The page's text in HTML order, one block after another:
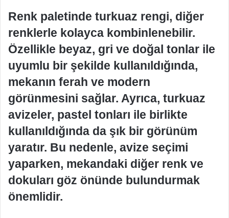
Renk paletinde turkuaz rengi, diğer
renklerle kolayca kombinlenebilir.
Özellikle beyaz, gri ve doğal tonlar ile
uyumlu bir şekilde kullanıldığında,
mekanın ferah ve modern
görünmesini sağlar. Ayrıca, turkuaz
avizeler, pastel tonları ile birlikte
kullanıldığında da şık bir görünüm
yaratır. Bu nedenle, avize seçimi
yaparken, mekandaki diğer renk ve
dokuları göz önünde bulundurmak
önemlidir.